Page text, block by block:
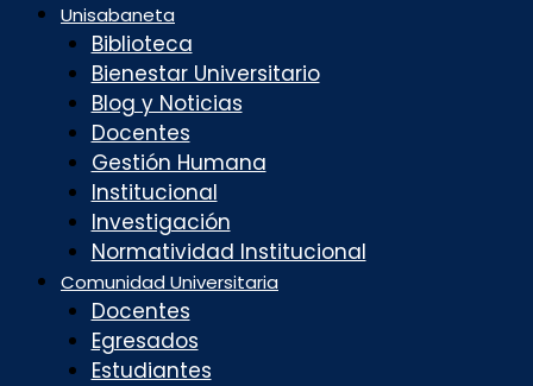
Unisabaneta
Biblioteca
Bienestar Universitario
Blog y Noticias
Docentes
Gestión Humana
Institucional
Investigación
Normatividad Institucional
Comunidad Universitaria
Docentes
Egresados
Estudiantes